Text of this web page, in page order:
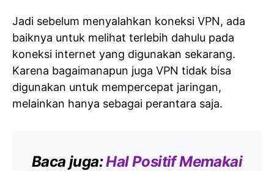
Jadi sebelum menyalahkan koneksi VPN, ada
baiknya untuk melihat terlebih dahulu pada
koneksi internet yang digunakan sekarang.
Karena bagaimanapun juga VPN tidak bisa
digunakan untuk mempercepat jaringan,
melainkan hanya sebagai perantara saja.
Baca juga:Hal Positif Memakai